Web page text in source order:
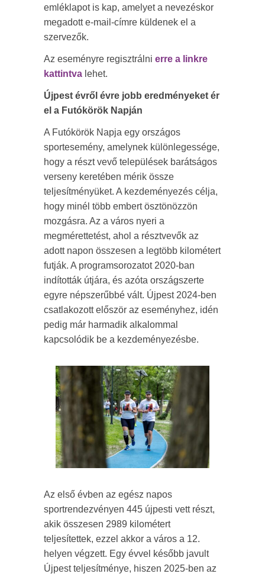
emléklapot is kap, amelyet a nevezéskor
megadott e-mail-címre küldenek el a
szervezők.
Az eseményre regisztrálni erre a linkre
kattintva lehet.
Újpest évről évre jobb eredményeket ér
el a Futókörök Napján
A Futókörök Napja egy országos
sportesemény, amelynek különlegessége,
hogy a részt vevő települések barátságos
verseny keretében mérik össze
teljesítményüket. A kezdeményezés célja,
hogy minél több embert ösztönözzön
mozgásra. Az a város nyeri a
megmérettetést, ahol a résztvevők az
adott napon összesen a legtöbb kilométert
futják. A programsorozatot 2020-ban
indították útjára, és azóta országszerte
egyre népszerűbbé vált. Újpest 2024-ben
csatlakozott először az eseményhez, idén
pedig már harmadik alkalommal
kapcsolódik be a kezdeményezésbe.
Az első évben az egész napos
sportrendezvényen 445 újpesti vett részt,
akik összesen 2989 kilométert
teljesítettek, ezzel akkor a város a 12.
helyen végzett. Egy évvel később javult
Újpest teljesítménye, hiszen 2025-ben az